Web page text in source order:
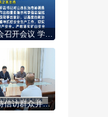
陈之常接待信访群众并听取信访工作情况汇报